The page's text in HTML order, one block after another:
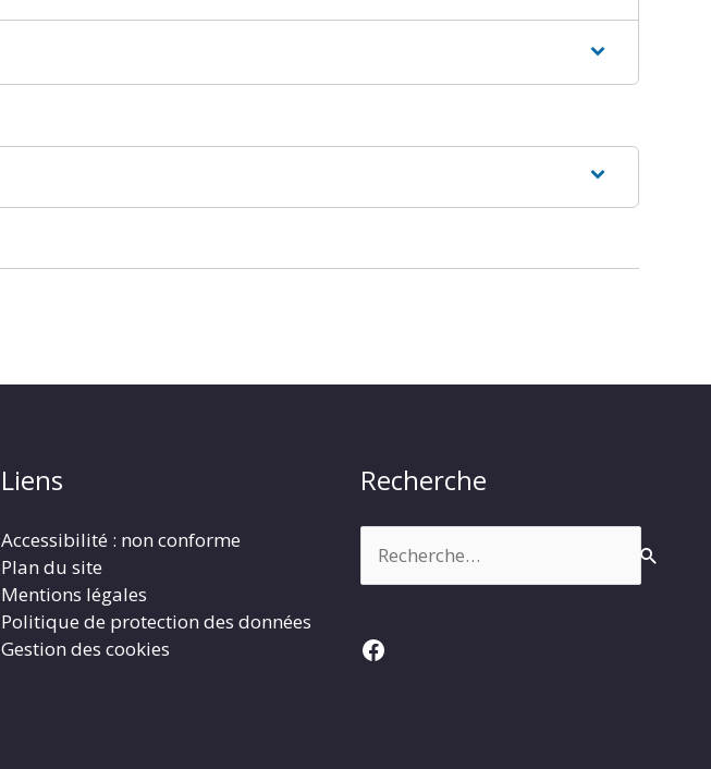
Liens
Accessibilité : non conforme
Plan du site
Mentions légales
Politique de protection des données
Gestion des cookies
Recherche
Facebook